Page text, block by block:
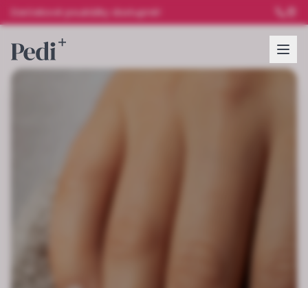
Darčekové poukážky dostupné!